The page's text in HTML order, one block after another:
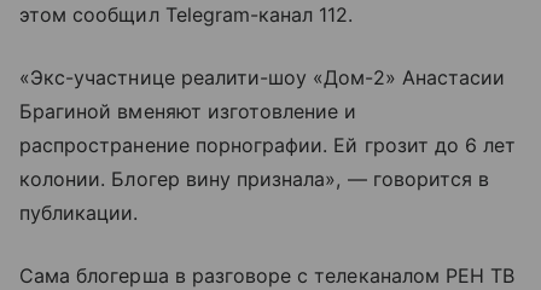
этом сообщил Telegram-канал 112.
«Экс-участнице реалити-шоу «Дом-2» Анастасии
Брагиной вменяют изготовление и
распространение порнографии. Ей грозит до 6 лет
колонии. Блогер вину признала», — говорится в
публикации.
Сама блогерша в разговоре с телеканалом РЕН ТВ